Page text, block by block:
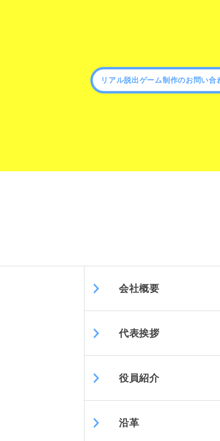
リアル脱出ゲーム制作のお問い合
会社概要
代表挨拶
役員紹介
沿革